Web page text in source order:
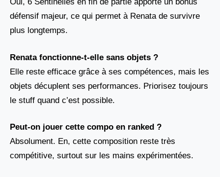
Oui, 6 Sentinelles en fin de partie apporte un bonus
défensif majeur, ce qui permet à Renata de survivre
plus longtemps.
Renata fonctionne-t-elle sans objets ?
Elle reste efficace grâce à ses compétences, mais les
objets décuplent ses performances. Priorisez toujours
le stuff quand c’est possible.
Peut-on jouer cette compo en ranked ?
Absolument. En, cette composition reste très
compétitive, surtout sur les mains expérimentées.